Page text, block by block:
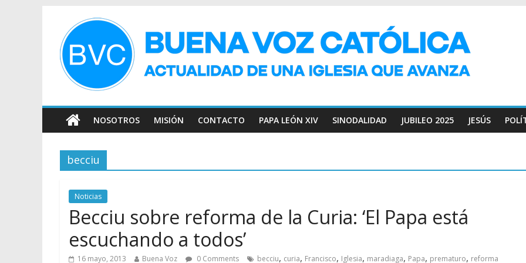
NOSOTROS MISIÓN CONTACTO PAPA LEÓN XIV SINODALIDAD JUBILEO 2025 JESÚS
becciu
Noticias
Becciu sobre reforma de la Curia: ‘El Papa está
escuchando a todos’
16 mayo, 2013 Buena Voz 0 Comments becciu, curia, Francisco, Iglesia, maradiaga, Papa, prematuro, reforma